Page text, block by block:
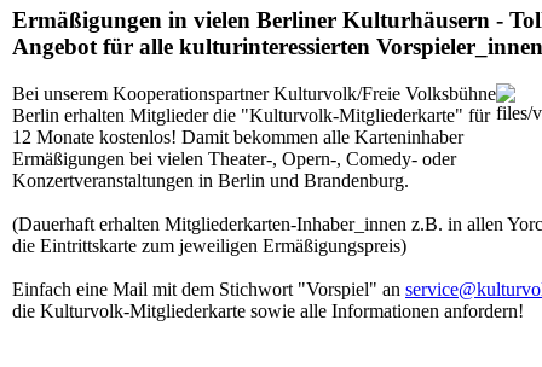
Ermäßigungen in vielen Berliner Kulturhäusern -
Angebot für alle kulturinteressierten Vorspieler_innen
Bei unserem Kooperationspartner Kulturvolk/Freie Volksbühne
Berlin erhalten Mitglieder die "Kulturvolk-Mitgliederkarte" für
12 Monate kostenlos! Damit bekommen alle Karteninhaber
Ermäßigungen bei vielen Theater-, Opern-, Comedy- oder
Konzertveranstaltungen in Berlin und Brandenburg.
(Dauerhaft erhalten Mitgliederkarten-Inhaber_innen z.B. in allen
die Eintrittskarte zum jeweiligen Ermäßigungspreis)
Einfach eine Mail mit dem Stichwort "Vorspiel" an
die Kulturvolk-Mitgliederkarte sowie alle Informationen anfordern!